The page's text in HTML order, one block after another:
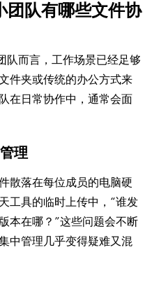
团队有哪些文件协
队而言，工作场景已经足够
件夹或传统的办公方式来
在日常协作中，通常会面
理
散落在每位成员的电脑硬
工具的临时上传中，“谁发
本在哪？”这些问题会不断
中管理几乎变得疑难又混